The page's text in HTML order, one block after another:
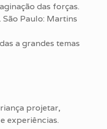
das forças.
São Paulo: Martins
a grandes temas
projetar,
experiências.